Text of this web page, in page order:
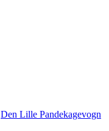
Den Lille Pandekagevogn